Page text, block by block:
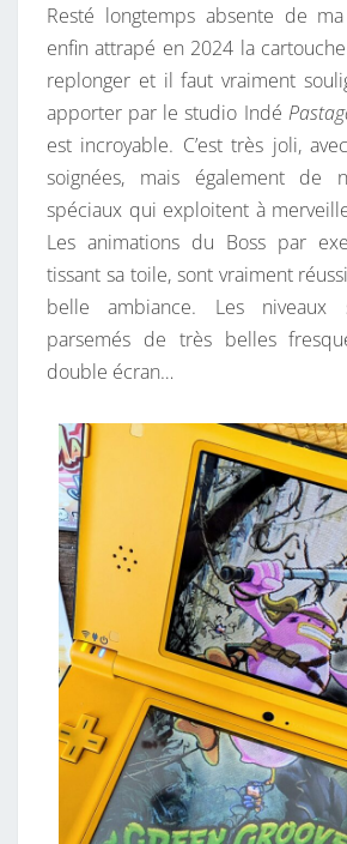
U
M
P
I
N
M
U
S
I
C
Resté longtemps absente de
enfin attrapé en 2024 la
replonger et il faut vraiment
apporter par le studio Indé
est incroyable. C’est très joli,
soignées, mais également de
spéciaux qui exploitent à
Les animations du Boss par
tissant sa toile, sont vraiment
belle ambiance. Les niveaux
parsemés de très belles
double écran…